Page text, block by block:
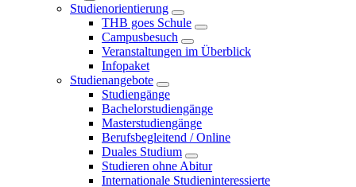
Studienorientierung
THB goes Schule
Campusbesuch
Veranstaltungen im Überblick
Infopaket
Studienangebote
Studiengänge
Bachelorstudiengänge
Masterstudiengänge
Berufsbegleitend / Online
Duales Studium
Studieren ohne Abitur
Internationale Studieninteressierte